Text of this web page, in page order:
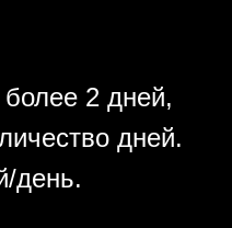
2 дней,
дней.
день.